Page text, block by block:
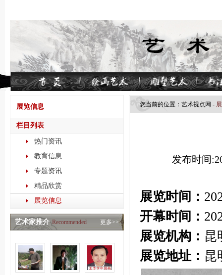
展览信息
栏目列表
热门资讯
教育信息
专题资讯
精品欣赏
展览信息
艺术家推介 Recommended 更多>>
您当前的位置： 艺术视点​网 -
发布时间
展览时间：
开幕时间：
展览机构： 昆
展览地址： 昆